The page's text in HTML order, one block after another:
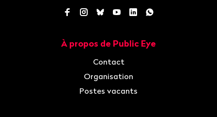
Facebook
Instagram
BlueskyYouTube
LinkedInWhatsApp
À propos de Public Eye
Contact
Organisation
Postes vacants